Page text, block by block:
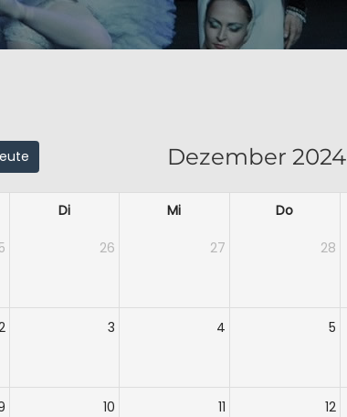
Dezember 2024
Di Mi Do
26 27 28
3 4 5
10 11 12